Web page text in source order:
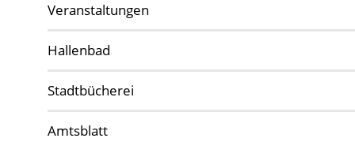
Veranstaltungen
Hallenbad
Stadtbücherei
Amtsblatt